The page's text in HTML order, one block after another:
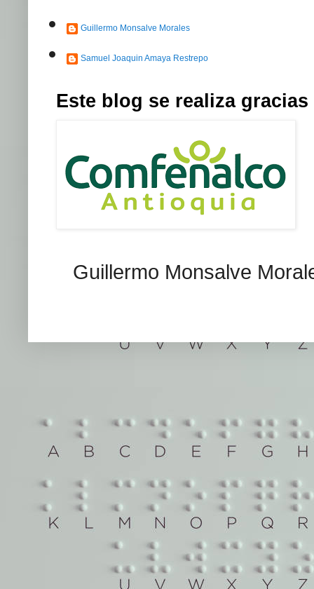
Guillermo Monsalve Morales
Samuel Joaquin Amaya Restrepo
Este blog se realiza
Guillermo Monsalve